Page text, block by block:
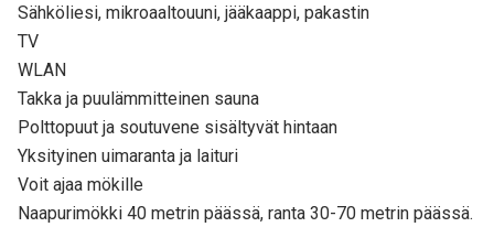
Sähköliesi, mikroaaltouuni, jääkaappi, pakastin
TV
WLAN
Takka ja puulämmitteinen sauna
Polttopuut ja soutuvene sisältyvät hintaan
Yksityinen uimaranta ja laituri
Voit ajaa mökille
Naapurimökki 40 metrin päässä, ranta 30-70 metrin päässä.